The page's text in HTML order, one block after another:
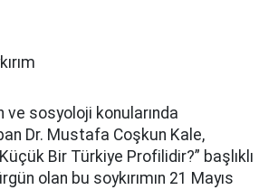
ve sosyoloji konularında
Dr. Mustafa Coşkun Kale,
Bir Türkiye Profilidir?” başlıklı
olan bu soykırımın 21 Mayıs